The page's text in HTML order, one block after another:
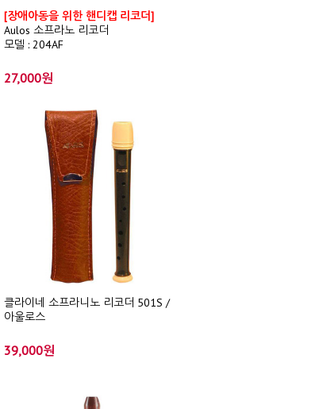
[장애아동을 위한 핸디캡 리코더]
Aulos 소프라노 리코더
모델 : 204AF
27,000원
클라이네 소프라니노 리코더 501S /
아울로스
39,000원